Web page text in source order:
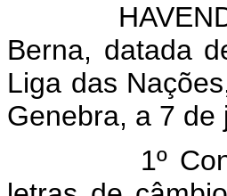
HAVENDO
Berna, datada
Liga das
Genebra, a 7 de
1º